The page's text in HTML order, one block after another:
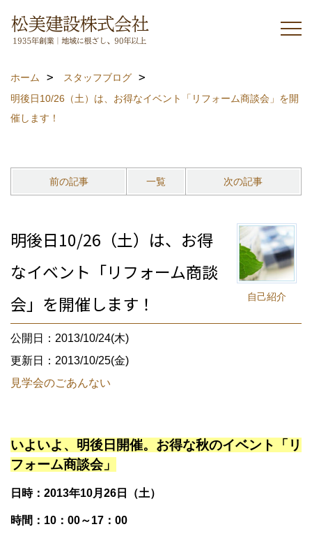
ホーム
スタッフブログ
明後日10/26（土）は、お得なイベント「リフォーム商談会」を開
催します！
前の記事 一覧 次の記事
自己紹介
明後日10/26（土）は、お得
なイベント「リフォーム商談
会」を開催します！
公開日：2013/10/24(木)
更新日：2013/10/25(金)
見学会のごあんない
いよいよ、明後日開催。 お得な秋のイベント「リ
フォーム商談会」
日時：2013年10月26日（土）
時間：10：00～17：00